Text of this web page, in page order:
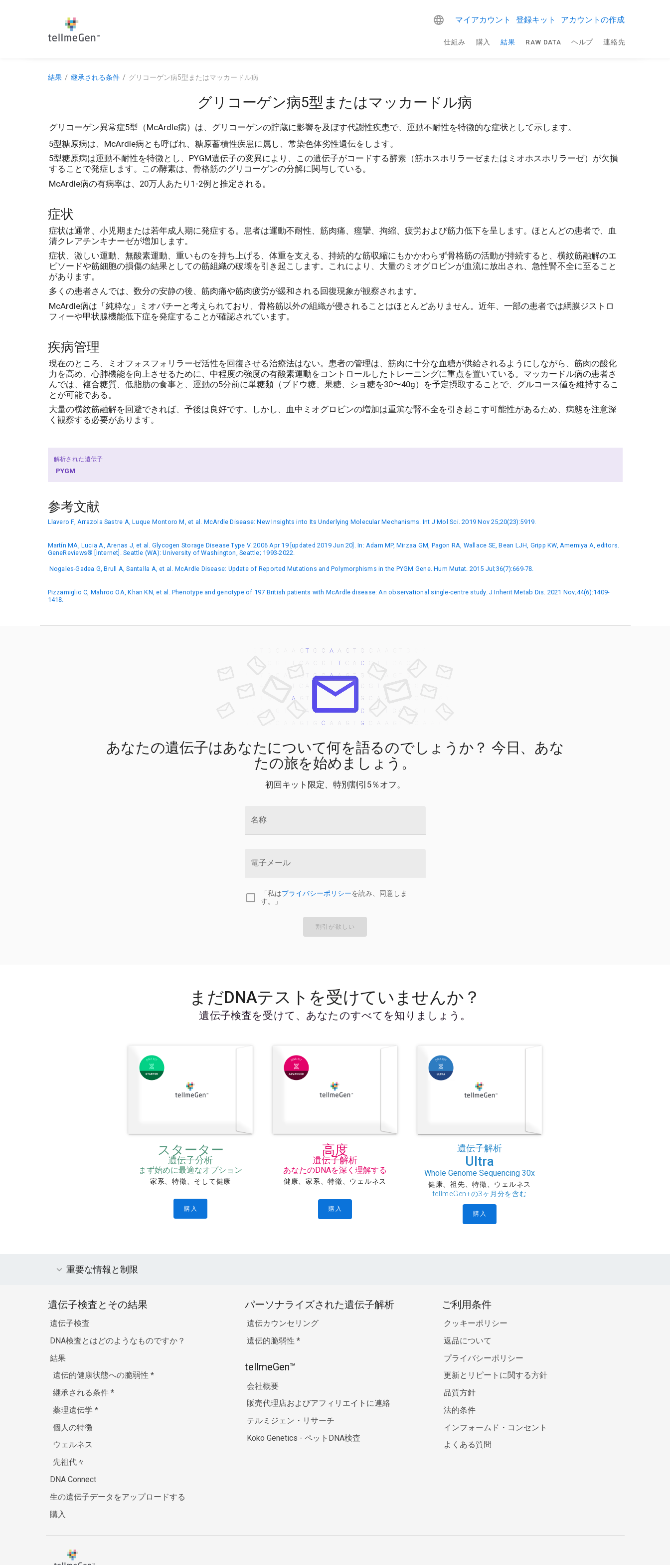
マイアカウント 登録キット アカウントの作成
仕組み 購入 結果 RAW DATA ヘルプ 連絡先
結果 継承される条件 グリコーゲン病5型またはマッカードル病
グリコーゲン病5型またはマッカードル病
グリコーゲン異常症5型（McArdle病）は、グリコーゲンの貯蔵に影響を及ぼす代謝性疾患で、運動不耐性を特徴的な症状として示します。
5型糖原病は、McArdle病とも呼ばれ、糖原蓄積性疾患に属し、常染色体劣性遺伝をします。
5型糖原病は運動不耐性を特徴とし、PYGM遺伝子の変異により、この遺伝子がコードする酵素（筋ホスホリラーゼまたはミオホスホリラーゼ）が欠損
することで発症します。この酵素は、骨格筋のグリコーゲンの分解に関与している。
McArdle病の有病率は、20万人あたり1-2例と推定される。
症状
症状は通常、小児期または若年成人期に発症する。患者は運動不耐性、筋肉痛、痙攣、拘縮、疲労および筋力低下を呈します。ほとんどの患者で、血
清クレアチンキナーゼが増加します。
症状、激しい運動、無酸素運動、重いものを持ち上げる、体重を支える、持続的な筋収縮にもかかわらず骨格筋の活動が持続すると、横紋筋融解のエ
ピソードや筋細胞の損傷の結果としての筋組織の破壊を引き起こします。これにより、大量のミオグロビンが血流に放出され、急性腎不全に至ること
があります。
多くの患者さんでは、数分の安静の後、筋肉痛や筋肉疲労が緩和される回復現象が観察されます。
McArdle病は「純粋な」ミオパチーと考えられており、骨格筋以外の組織が侵されることはほとんどありません。近年、一部の患者では網膜ジストロ
フィーや甲状腺機能低下症を発症することが確認されています。
疾病管理
現在のところ、ミオフォスフォリラーゼ活性を回復させる治療法はない。患者の管理は、筋肉に十分な血糖が供給されるようにしながら、筋肉の酸化
力を高め、心肺機能を向上させるために、中程度の強度の有酸素運動をコントロールしたトレーニングに重点を置いている。マッカードル病の患者さ
んでは、複合糖質、低脂肪の食事と、運動の5分前に単糖類（ブドウ糖、果糖、ショ糖を30〜40g）を予定摂取することで、グルコース値を維持するこ
とが可能である。
大量の横紋筋融解を回避できれば、予後は良好です。しかし、血中ミオグロビンの増加は重篤な腎不全を引き起こす可能性があるため、病態を注意深
く観察する必要があります。
解析された遺伝子
PYGM
参考文献
Llavero F, Arrazola Sastre A, Luque Montoro M, et al. McArdle Disease: New Insights into Its Underlying Molecular Mechanisms. Int J Mol Sci. 2019 Nov 25;20(23):5919.
Martín MA, Lucia A, Arenas J, et al. Glycogen Storage Disease Type V. 2006 Apr 19 [updated 2019 Jun 20]. In: Adam MP, Mirzaa GM, Pagon RA, Wallace SE, Bean LJH, Gripp KW, Amemiya A, editors.
GeneReviews® [Internet]. Seattle (WA): University of Washington, Seattle; 1993-2022.
Nogales-Gadea G, Brull A, Santalla A, et al. McArdle Disease: Update of Reported Mutations and Polymorphisms in the PYGM Gene. Hum Mutat. 2015 Jul;36(7):669-78.
Pizzamiglio C, Mahroo OA, Khan KN, et al. Phenotype and genotype of 197 British patients with McArdle disease: An observational single-centre study. J Inherit Metab Dis. 2021 Nov;44(6):1409-
1418.
あなたの遺伝子はあなたについて何を語るのでしょうか？ 今日、あな
たの旅を始めましょう。
初回キット限定、特別割引5％オフ。
名称
電子メール
「私はプライバシーポリシーを読み、同意しま
す。」
割引が欲しい
まだDNAテストを受けていませんか？
遺伝子検査を受けて、あなたのすべてを知りましょう。
スターター
遺伝子分析
まず始めに最適なオプション
家系、特徴、そして健康
購入
高度
遺伝子解析
あなたのDNAを深く理解する
健康、家系、特徴、ウェルネス
購入
遺伝子解析
Ultra
Whole Genome Sequencing 30x
健康、祖先、特徴、ウェルネス
tellmeGen+の3ヶ月分を含む
購入
重要な情報と制限
遺伝子検査とその結果
遺伝子検査
DNA検査とはどのようなものですか？
結果
遺伝的健康状態への脆弱性 *
継承される条件 *
薬理遺伝学 *
個人の特徴
ウェルネス
先祖代々
DNA Connect
生の遺伝子データをアップロードする
購入
パーソナライズされた遺伝子解析
遺伝カウンセリング
遺伝的脆弱性 *
tellmeGen™
会社概要
販売代理店およびアフィリエイトに連絡
テルミジェン・リサーチ
Koko Genetics - ペットDNA検査
ご利用条件
クッキーポリシー
返品について
プライバシーポリシー
更新とリピートに関する方針
品質方針
法的条件
インフォームド・コンセント
よくある質問